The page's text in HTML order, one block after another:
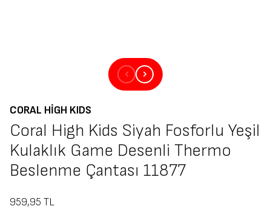
CORAL HIGH KIDS
Coral High Kids Siyah Fosforlu Yeşil
Kulaklık Game Desenli Thermo
Beslenme Çantası 11877
959,95 TL